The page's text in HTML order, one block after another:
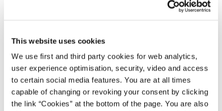
This website uses cookies
We use first and third party cookies for web analytics,
user experience optimisation, security, video and access
to certain social media features. You are at all times
capable of changing or revoking your consent by clicking
the link “Cookies” at the bottom of the page. You are also
Regeringen vil dermed afsætte 100 mio. kr. årligt til en
mellemstore virksomheder, bedre kontrol på momsområdet
og en stærkere indsats mod organiseret skattesvindel.
”Vores tillidsbaserede skattesystem står og falder med, at
danskerne har tiltro til, at borgere og virksomheder betaler
den skat, de skal. De seneste år har vist, at der på nogle